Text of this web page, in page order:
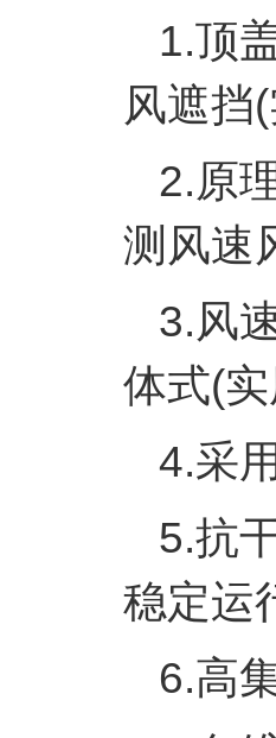
1.顶
风遮挡
2.原
测风速
3.风
体式(
4.采
5.抗
稳定运
6.高